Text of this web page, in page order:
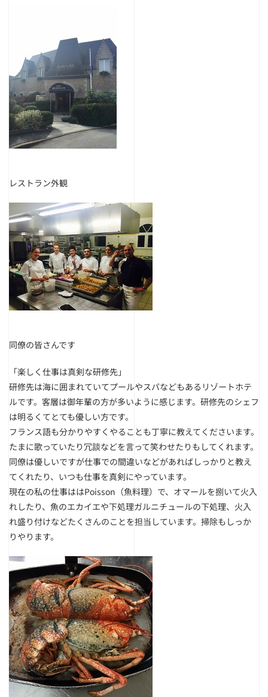
レストラン外観
同僚の皆さんです
「楽しく仕事は真剣な研修先」
研修先は海に囲まれていてプールやスパなどもあるリゾートホテ
ルです。客層は御年輩の方が多いように感じます。研修先のシェフ
は明るくてとても優しい方です。
フランス語も分かりやすくやることも丁寧に教えてくださいます。
たまに歌っていたり冗談などを言って笑わせたりもしてくれます。
同僚は優しいですが仕事での間違いなどがあればしっかりと教え
てくれたり、いつも仕事を真剣にやっています。
現在の私の仕事ははPoisson（魚料理）で、オマールを捌いて火入
れしたり、魚のエカイエや下処理ガルニチュールの下処理、火入
れ盛り付けなどたくさんのことを担当しています。掃除もしっか
りやります。